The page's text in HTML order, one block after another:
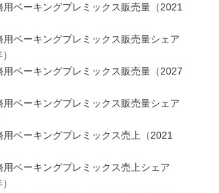
用ベーキングプレミックス販売量（2021
用ベーキングプレミックス販売量シェア
用ベーキングプレミックス販売量（2027
用ベーキングプレミックス販売量シェア
用ベーキングプレミックス売上（2021
用ベーキングプレミックス売上シェア